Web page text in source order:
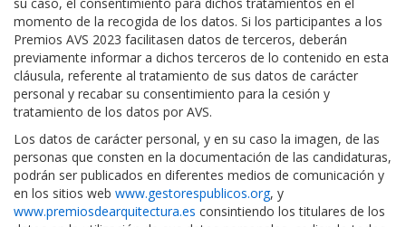
momento de la recogida de los datos. Si los participantes a los
Premios AVS 2023 facilitasen datos de terceros, deberán
previamente informar a dichos terceros de lo contenido en esta
cláusula, referente al tratamiento de sus datos de carácter
personal y recabar su consentimiento para la cesión y
tratamiento de los datos por AVS.
Los datos de carácter personal, y en su caso la imagen, de las
personas que consten en la documentación de las candidaturas,
podrán ser publicados en diferentes medios de comunicación y
en los sitios web www.gestorespublicos.org, y
www.premiosdearquitectura.es consintiendo los titulares de los